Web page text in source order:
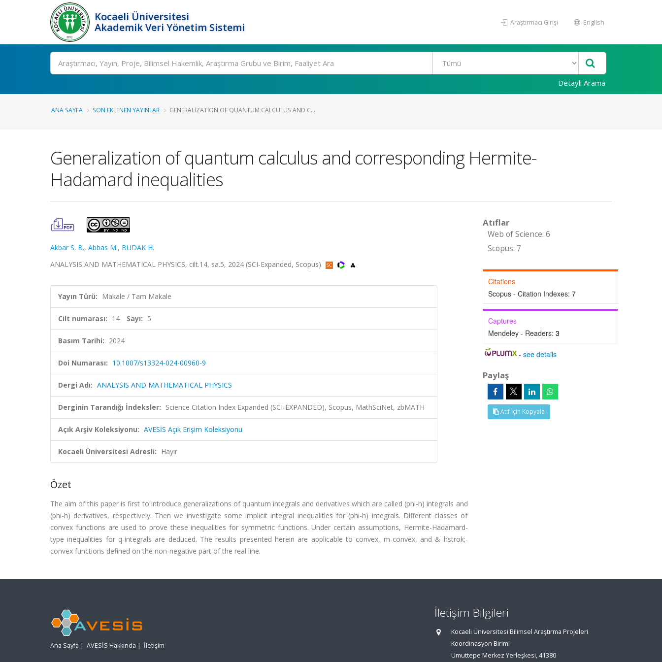
Kocaeli Üniversitesi
Akademik Veri Yönetim Sistemi
Araştırmacı Girişi English
Ara
Detaylı Arama
ANA SAYFA SON EKLENEN YAYINLAR GENERALIZATION OF QUANTUM CALCULUS AND C...
Generalization of quantum calculus and corresponding Hermite-
Hadamard inequalities
Akbar S. B., Abbas M., BUDAK H.
ANALYSIS AND MATHEMATICAL PHYSICS, cilt.14, sa.5, 2024 (SCI-Expanded, Scopus)
Yayın Türü: Makale / Tam Makale
Cilt numarası: 14 Sayı: 5
Basım Tarihi: 2024
Doi Numarası: 10.1007/s13324-024-00960-9
Dergi Adı: ANALYSIS AND MATHEMATICAL PHYSICS
Derginin Tarandığı İndeksler: Science Citation Index Expanded (SCI-EXPANDED), Scopus, MathSciNet, zbMATH
Açık Arşiv Koleksiyonu: AVESİS Açık Erişim Koleksiyonu
Kocaeli Üniversitesi Adresli: Hayır
Özet
The aim of this paper is first to introduce generalizations of quantum integrals and derivatives which are called (phi-h) integrals and
(phi-h) derivatives, respectively. Then we investigate some implicit integral inequalities for (phi-h) integrals. Different classes of
convex functions are used to prove these inequalities for symmetric functions. Under certain assumptions, Hermite-Hadamard-
type inequalities for q-integrals are deduced. The results presented herein are applicable to convex, m-convex, and & hstrok;-
convex functions defined on the non-negative part of the real line.
Atıflar
Web of Science: 6
Scopus: 7
Citations
Scopus - Citation Indexes: 7
Captures
Mendeley - Readers: 3
-see details
Paylaş
Atıf İçin Kopyala
Ana Sayfa | AVESİS Hakkında | İletişim
İletişim Bilgileri
Kocaeli Üniversitesi Bilimsel Araştırma Projeleri
Koordinasyon Birimi
Umuttepe Merkez Yerleşkesi, 41380